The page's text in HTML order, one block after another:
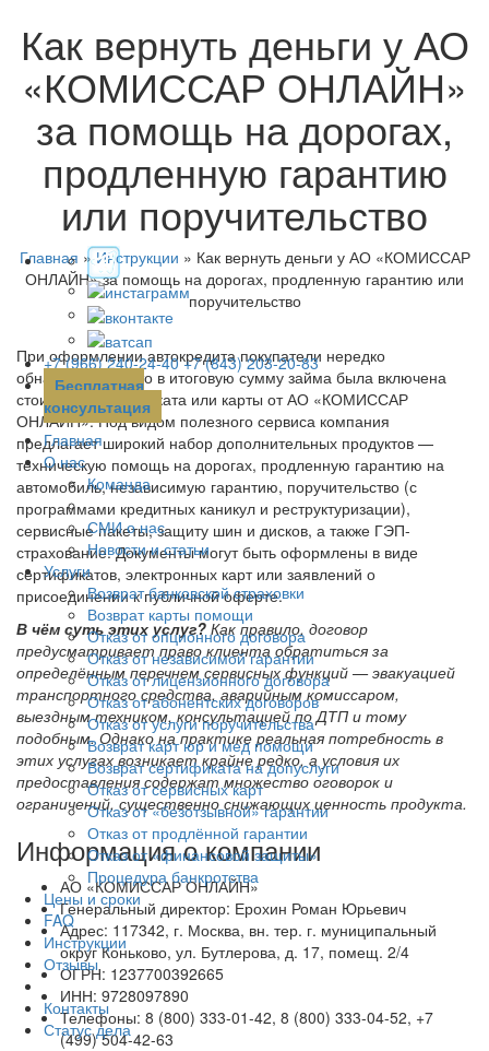
+7 (966) 240-24-40 +7 (843) 203-20-83
Бесплатная
консультация
Главная
О нас
Команда
СМИ о нас
Новости и статьи
Услуги
Возврат банковской страховки
Возврат карты помощи
Отказ от опционного договора
Отказ от независимой гарантии
Отказ от лицензионного договора
Отказ от абонентских договоров
Отказ от услуги поручительства
Возврат карт юр и мед помощи
Возврат сертификата на допуслуги
Отказ от сервисных карт
Отказ от «безотзывной» гарантии
Отказ от продлённой гарантии
Отказ от «финансовой защиты»
Процедура банкротства
Цены и сроки
FAQ
Инструкции
Отзывы
Контакты
Статус дела
Как вернуть деньги у АО
«КОМИССАР ОНЛАЙН»
за помощь на дорогах,
продленную гарантию
или поручительство
Главная »Инструкции » Как вернуть деньги у АО «КОМИССАР
ОНЛАЙН» за помощь на дорогах, продленную гарантию или
поручительство
При оформлении автокредита покупатели нередко
обнаруживают, что в итоговую сумму займа была включена
стоимость сертификата или карты от АО «КОМИССАР
ОНЛАЙН». Под видом полезного сервиса компания
предлагает широкий набор дополнительных продуктов —
техническую помощь на дорогах, продленную гарантию на
автомобиль, независимую гарантию, поручительство (с
программами кредитных каникул и реструктуризации),
сервисные пакеты, защиту шин и дисков, а также ГЭП-
страхование. Документы могут быть оформлены в виде
сертификатов, электронных карт или заявлений о
присоединении к публичной оферте.
В чём суть этих услуг? Как правило, договор
предусматривает право клиента обратиться за
определённым перечнем сервисных функций — эвакуацией
транспортного средства, аварийным комиссаром,
выездным техником, консультацией по ДТП и тому
подобным. Однако на практике реальная потребность в
этих услугах возникает крайне редко, а условия их
предоставления содержат множество оговорок и
ограничений, существенно снижающих ценность продукта.
Информация о компании
АО «КОМИССАР ОНЛАЙН»
Генеральный директор: Ерохин Роман Юрьевич
Адрес: 117342, г. Москва, вн. тер. г. муниципальный
округ Коньково, ул. Бутлерова, д. 17, помещ. 2/4
ОГРН: 1237700392665
ИНН: 9728097890
Телефоны: 8 (800) 333-01-42, 8 (800) 333-04-52, +7
(499) 504-42-63